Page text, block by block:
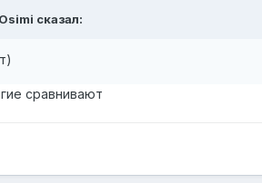
сказал:
сравнивают